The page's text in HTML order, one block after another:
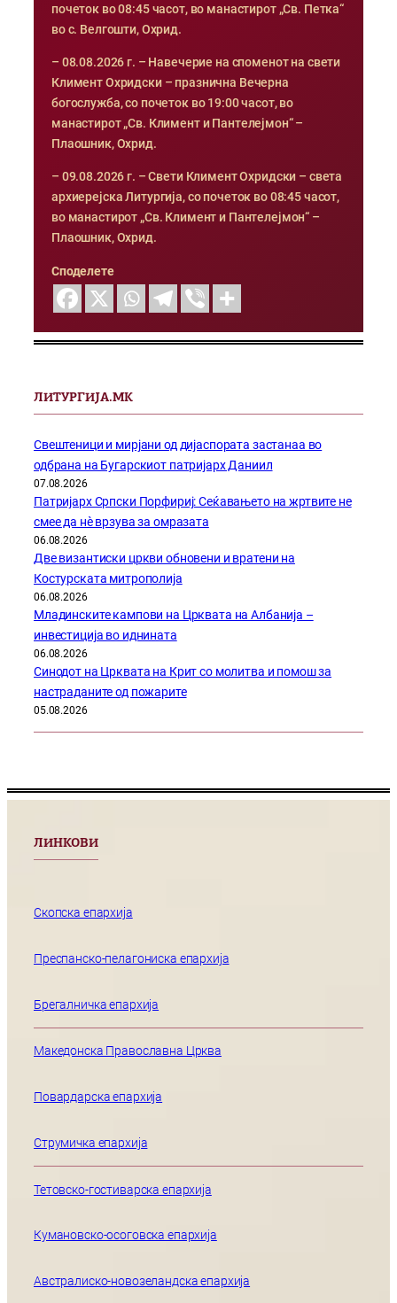
почеток во 08:45 часот, во манастирот „Св. Петка“
во с. Велгошти, Охрид.
– 08.08.2026 г. – Навечерие на споменот на свети
Климент Охридски – празнична Вечерна
богослужба, со почеток во 19:00 часот, во
манастирот „Св. Климент и Пантелејмон“ –
Плаошник, Охрид.
– 09.08.2026 г. – Свети Климент Охридски – света
архиерејска Литургија, со почеток во 08:45 часот,
во манастирот „Св. Климент и Пантелејмон“ –
Плаошник, Охрид.
Споделете
ЛИТУРГИЈА.МК
Свештеници и мирјани од дијаспората застанаа во
одбрана на Бугарскиот патријарх Даниил
07.08.2026
Патријарх Српски Порфириј: Сеќавањето на жртвите не
смее да нѐ врзува за омразата
06.08.2026
Две византиски цркви обновени и вратени на
Костурската митрополија
06.08.2026
Младинските кампови на Црквата на Албанија –
инвестиција во иднината
06.08.2026
Синодот на Црквата на Крит со молитва и помош за
настраданите од пожарите
05.08.2026
ЛИНКОВИ
Скопска епархија
Преспанско-пелагониска епархија
Брегалничка епархија
Македонска Православна Црква
Повардарска епархија
Струмичка епархија
Тетовско-гостиварска епархија
Кумановско-осоговска епархија
Австралиско-новозеландска епархија